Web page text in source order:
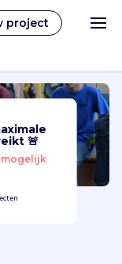
project
🚨
mogelijk